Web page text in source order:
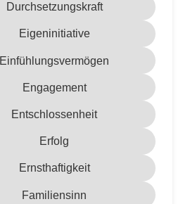
Durchsetzungskraft
Eigeninitiative
Einfühlungsvermögen
Engagement
Entschlossenheit
Erfolg
Ernsthaftigkeit
Familiensinn